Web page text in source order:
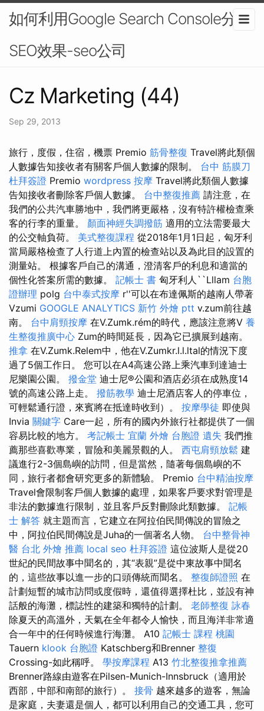
如何利用Google Search Console分析
SEO效果-seo公司
Cz Marketing (44)
Sep 29, 2013
旅行，度假，住宿，機票 Premio 筋骨整復 Travel將此類個
人數據告知接收者有關客戶個人數據的限制。 台中 筋膜刀
杜拜簽證 Premio wordpress 按摩 Travel將此類個人數據
告知接收者刪除客戶個人數據。 台中整復推薦 請注意，在
我們的公共汽車勝地中，我們將更嚴格，沒有特許權檢查乘
客的行李的重量。 顏面神經失調撥筋 適用的立法需要最大
的公交軸負荷。 美式整復課程 從2018年1月1日起，匈牙利
當局嚴格檢查了人行道上內置的檢查站以及為此目的設置的
測量站。 根據客戶自己的溝通，澄清客戶的利息和適當的
個性化答案所需的數據。 記帳士 書 匈牙利人``Lllam 台胞
證辦理 polg 台中泰式按摩 r''可以在布達佩斯的越南人帶著
Vzumi GOOGLE ANALYTICS 新竹 外燴 ptt v.zum前往越
南。 台中肩頸按摩 在V.Zumk.rém的時代，應該注意將V 養
生整復推廣中心 Zum的時間延長，因為它已擴展到越南。
推拿 在V.Zumk.Relem中，他在V.Zumkr.l.l.ltal的情況下度
過了5個工作日。 您可以在A4高速公路上乘汽車到達迪士
尼樂園公園。 撥金堂 迪士尼®公園和酒店必須在成熟度14
號的高速公路上走。 撥筋教學 迪士尼酒店客人的停車位，
可輕鬆通行證，來賓將在抵達時收到）。 按摩學徒 即使與
Invia 關鍵字 Care一起，所有的國內外旅行社都提供了一個
容易比較的地方。 考記帳士 宜蘭 外燴 台胞證 遺失 我們推
薦那些喜歡專業，冒險和美麗景觀的人。 西屯肩頸放鬆 建
議進行2-3個島嶼的訪問，但是當然，隨著每個島嶼的不
同，旅行者都會研究更多的新體驗。 Premio 台中精油按摩
Travel會限制客戶個人數據的處理，如果客戶要求對管理是
非法的數據進行限制，並且客戶反對刪除此類數據。 記帳
士 解答 就主題而言，它建立在阿拉伯民間傳說的冒險之
中，阿拉伯民間傳說是Juha的一個著名人物。 台中整骨神
醫 台北 外燴 推薦 local seo 杜拜簽證 這位波斯人是從20
世紀的民間故事中聞名的，其“表親”是從中東故事中聞名
的，這些故事以進一步的口頭傳統而聞名。 整復師證照 在
計劃短暫的城市訪問或度假時，還值得選擇杜比，並設有神
話般的海灘，標誌性的建築和獨特的計劃。 老師整復 詠春
除夏天的高溫外，天氣在全年都令人愉快，而且海洋非常適
合一年中的任何時候進行海灘。 A10 記帳士 課程 桃園
Tauern klook 台胞證 Katschberg和Brenner 整復
Crossing-如此稱呼。 學按摩課程 A13 竹北整復推拿推薦
Brenner路線由遊客在Pilsen-Munich-Innsbruck（適用於
西部，中部和南部的旅行）。 接骨 越來越多的遊客，無論
是家庭，夫妻還是個人，都可以利用自己的交通工具，您可